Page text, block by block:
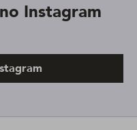
Instagram